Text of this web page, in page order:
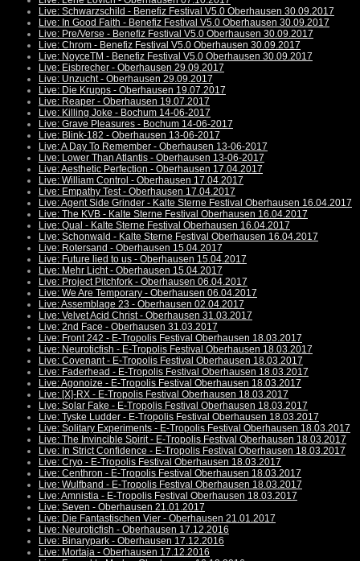
Live: Schwarzschild - Benefiz Festival V5.0 Oberhausen 30.09.2017
Live: In Good Faith - Benefiz Festival V5.0 Oberhausen 30.09.2017
Live: Pre/Verse - Benefiz Festival V5.0 Oberhausen 30.09.2017
Live: Chrom - Benefiz Festival V5.0 Oberhausen 30.09.2017
Live: NoyceTM - Benefiz Festival V5.0 Oberhausen 30.09.2017
Live: Eisbrecher - Oberhausen 29.09.2017
Live: Unzucht - Oberhausen 29.09.2017
Live: Die Krupps - Oberhausen 19.07.2017
Live: Reaper - Oberhausen 19.07.2017
Live: Killing Joke - Bochum 14-06-2017
Live: Grave Pleasures - Bochum 14-06-2017
Live: Blink-182 - Oberhausen 13-06-2017
Live: A Day To Remember - Oberhausen 13-06-2017
Live: Lower Than Atlantis - Oberhausen 13-06-2017
Live: Aesthetic Perfection - Oberhausen 17.04.2017
Live: William Control - Oberhausen 17.04.2017
Live: Empathy Test - Oberhausen 17.04.2017
Live: Agent Side Grinder - Kalte Sterne Festival Oberhausen 16.04.2017
Live: The KVB - Kalte Sterne Festival Oberhausen 16.04.2017
Live: Qual - Kalte Sterne Festival Oberhausen 16.04.2017
Live: Schonwald - Kalte Sterne Festival Oberhausen 16.04.2017
Live: Rotersand - Oberhausen 15.04.2017
Live: Future lied to us - Oberhausen 15.04.2017
Live: Mehr Licht - Oberhausen 15.04.2017
Live: Project Pitchfork - Oberhausen 06.04.2017
Live: We Are Temporary - Oberhausen 06.04.2017
Live: Assemblage 23 - Oberhausen 02.04.2017
Live: Velvet Acid Christ - Oberhausen 31.03.2017
Live: 2nd Face - Oberhausen 31.03.2017
Live: Front 242 - E-Tropolis Festival Oberhausen 18.03.2017
Live: Neuroticfish - E-Tropolis Festival Oberhausen 18.03.2017
Live: Covenant - E-Tropolis Festival Oberhausen 18.03.2017
Live: Faderhead - E-Tropolis Festival Oberhausen 18.03.2017
Live: Agonoize - E-Tropolis Festival Oberhausen 18.03.2017
Live: [X]-RX - E-Tropolis Festival Oberhausen 18.03.2017
Live: Solar Fake - E-Tropolis Festival Oberhausen 18.03.2017
Live: Tyske Ludder - E-Tropolis Festival Oberhausen 18.03.2017
Live: Solitary Experiments - E-Tropolis Festival Oberhausen 18.03.2017
Live: The Invincible Spirit - E-Tropolis Festival Oberhausen 18.03.2017
Live: In Strict Confidence - E-Tropolis Festival Oberhausen 18.03.2017
Live: Cryo - E-Tropolis Festival Oberhausen 18.03.2017
Live: Centhron - E-Tropolis Festival Oberhausen 18.03.2017
Live: Wulfband - E-Tropolis Festival Oberhausen 18.03.2017
Live: Amnistia - E-Tropolis Festival Oberhausen 18.03.2017
Live: Seven - Oberhausen 21.01.2017
Live: Die Fantastischen Vier - Oberhausen 21.01.2017
Live: Neuroticfish - Oberhausen 17.12.2016
Live: Binarypark - Oberhausen 17.12.2016
Live: Mortaja - Oberhausen 17.12.2016